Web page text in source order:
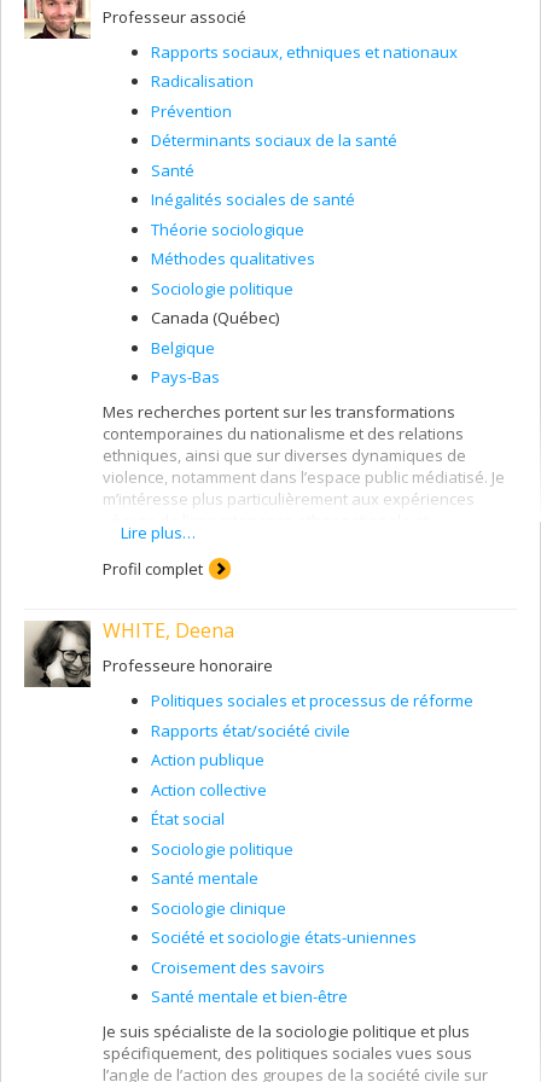
Professeur associé
Rapports sociaux, ethniques et nationaux
Radicalisation
Prévention
Déterminants sociaux de la santé
Santé
Inégalités sociales de santé
Théorie sociologique
Méthodes qualitatives
Sociologie politique
Canada (Québec)
Belgique
Pays-Bas
Mes recherches portent sur les transformations
contemporaines du nationalisme et des relations
ethniques, ainsi que sur diverses dynamiques de
violence, notamment dans l’espace public médiatisé. Je
m’intéresse plus particulièrement aux expériences
communautaire, aux rapports d’altérité et de
conflictualité sociale, à la circulation des discours
haineux et misogynes, aux violences en contexte intime,
médiatisation de la violence extrême.
Lire plus…
Profil complet
WHITE, Deena
Professeure honoraire
Politiques sociales et processus de réforme
Rapports état/société civile
Action publique
Action collective
État social
Sociologie politique
Santé mentale
Sociologie clinique
Société et sociologie états-uniennes
Croisement des savoirs
Santé mentale et bien-être
Je suis spécialiste de la sociologie politique et plus
spécifiquement, des politiques sociales vues sous
l’angle de l’action des groupes de la société civile sur